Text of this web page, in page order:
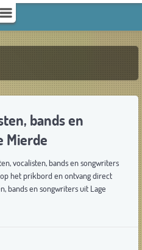
bands en
Mierde
vocalisten, bands en songwriters
op het prikbord en ontvang direct
bands en songwriters uit Lage